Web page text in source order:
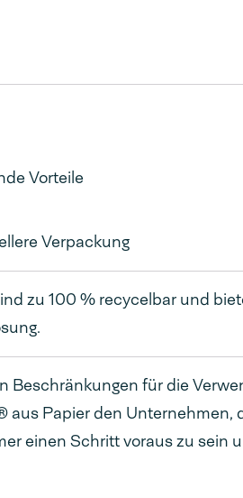
Vorteile
Verpackung
zu 100 % recycelbar und
Beschränkungen für die
aus Papier den Unternehmen,
einen Schritt voraus zu sein